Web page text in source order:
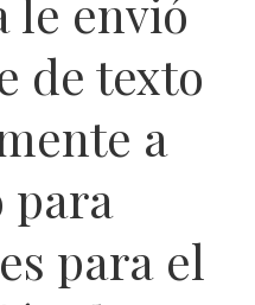
le envió
de texto
a
para
para el